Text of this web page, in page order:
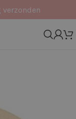
verzonden